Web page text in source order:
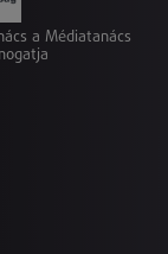
a Médiatanács